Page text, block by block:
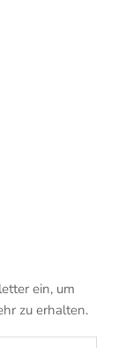
ein, um
zu erhalten.